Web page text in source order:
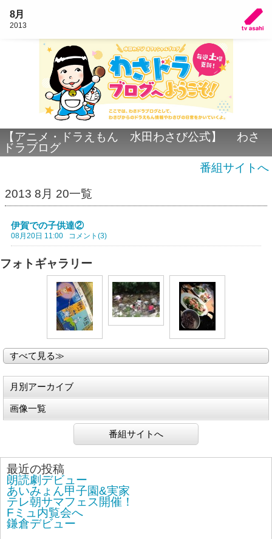
8月
2013
【アニメ・ドラえもん 水田わさび公式】 わさ
ドラブログ
番組サイトへ
2013 8月 20一覧
伊賀での子供達②
08月20日 11:00 コメント(3)
フォトギャラリー
すべて見る≫
月別アーカイブ
画像一覧
番組サイトへ
最近の投稿
朗読劇デビュー
あいみょん甲子園&実家
テレ朝サマフェス開催！
Fミュ内覧会へ
鎌倉デビュー